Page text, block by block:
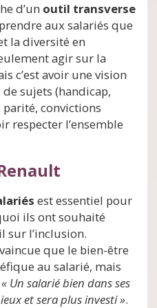
d’un outil transverse
aux salariés que
la diversité en
agir sur la
c’est avoir une vision
sujets (handicap,
convictions
respecter l’ensemble
est essentiel pour
ils ont souhaité
sur l’inclusion.
que le bien-être
au salarié, mais
« Un salarié bien dans ses
et sera plus investi ».